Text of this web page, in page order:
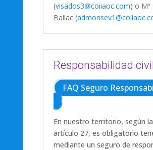
(visados3@coiiaoc.com) o Mª
Bailac (
Responsabilidad civil
FAQ Seguro
En nuestro territorio, según
artículo 27, es obligatorio
mediante un seguro de